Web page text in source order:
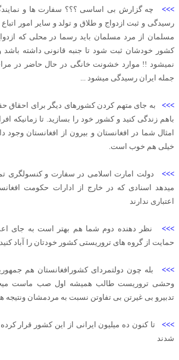
>>> چه گزارش بی اساسی ؟؟؟ سفارت ها و
رسیدگی و ثبت ازدواج و طلاق و تولد و سایر امور
مسلمان از مرد مسلمان باید رسما در محلی که
کشور خودشان ثبت شود تا جنبه قانونی داشته
نمیشود !! موارد خشونت خانگی در حال حاضر در
جمله ایران رسیدگی میشود ...
>>> به جای متهم کردن کشورهای دیگر برای احقاق
باهم زندگی کنید و کشور خود را بسازید. تا زمانیکه
امثال شما در افغانستان و بیرون از افغانستان وجود
خیلی هم خوب است.
>>> دولت امارت اسلامی در سفارت و کنسولگری
میدهد اسنادی که در خارج از ادارات حکومت
اعتباری ندارند
>>> نظر دهنده دوم شما هم بهتر است به جای
حمایت از گروه های تروریستی کشور خودتان را آباد کنید.
>>> بله چون دولتمردای کشورافغانستان هم
وحشی تروریست طالب همیشه اول صب ماست
تدبیرو بی غیرتن بی تفاوتن نسبت به مردمشان ونتیجه
>>>تا کنون ده میلیون ایرانی از این کشور قرار کرده
شدند